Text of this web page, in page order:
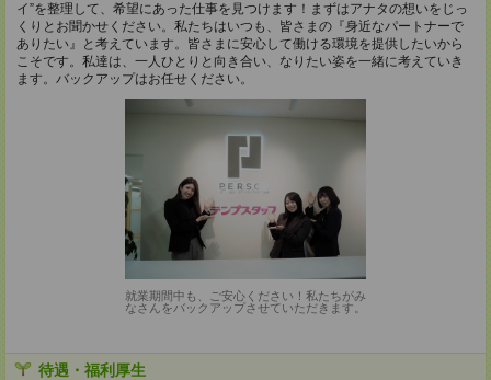
イ”を整理して、希望にあった仕事を見つけます！まずはアナタの想いをじっ
くりとお聞かせください。私たちはいつも、皆さまの『身近なパートナーで
ありたい』と考えています。皆さまに安心して働ける環境を提供したいから
こそです。私達は、一人ひとりと向き合い、なりたい姿を一緒に考えていき
ます。バックアップはお任せください。
就業期間中も、ご安心ください！私たちがみ
なさんをバックアップさせていただきます。
待遇・福利厚生